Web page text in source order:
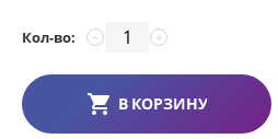
Кол-во: +
−
В КОРЗИНУ